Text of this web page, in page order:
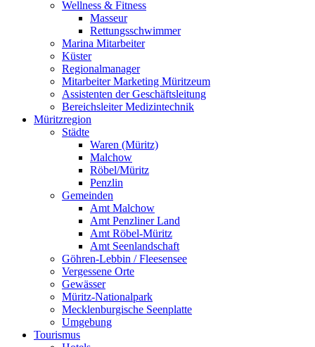
Wellness & Fitness
Masseur
Rettungsschwimmer
Marina Mitarbeiter
Küster
Regionalmanager
Mitarbeiter Marketing Müritzeum
Assistenten der Geschäftsleitung
Bereichsleiter Medizintechnik
Müritzregion
Städte
Waren (Müritz)
Malchow
Röbel/Müritz
Penzlin
Gemeinden
Amt Malchow
Amt Penzliner Land
Amt Röbel-Müritz
Amt Seenlandschaft
Göhren-Lebbin / Fleesensee
Vergessene Orte
Gewässer
Müritz-Nationalpark
Mecklenburgische Seenplatte
Umgebung
Tourismus